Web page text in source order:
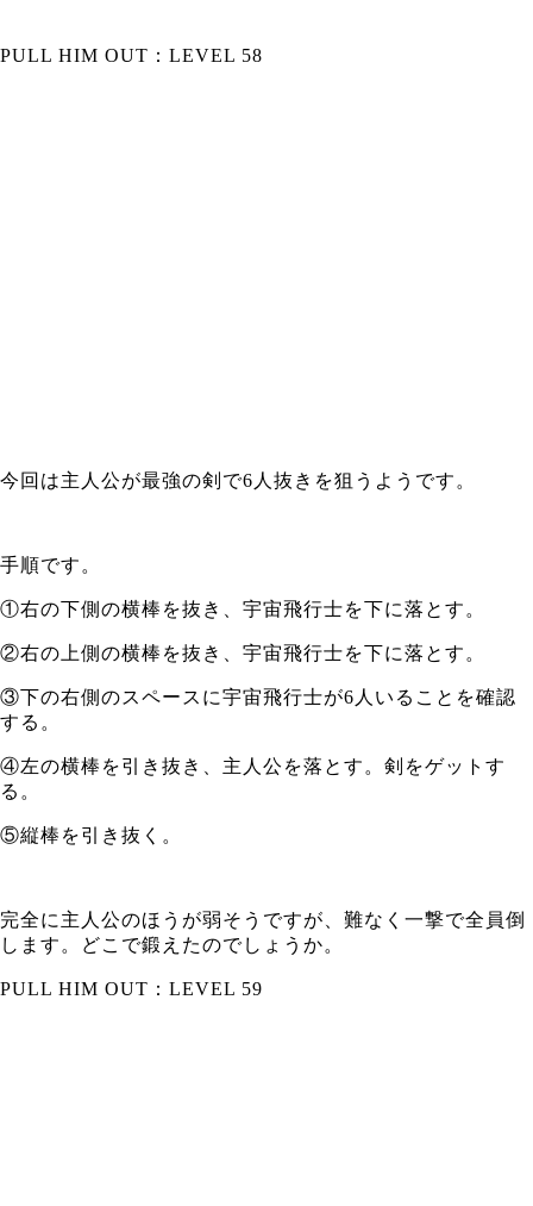
PULL HIM OUT：LEVEL 58
今回は主人公が最強の剣で6人抜きを狙うようです。
手順です。
①右の下側の横棒を抜き、宇宙飛行士を下に落とす。
②右の上側の横棒を抜き、宇宙飛行士を下に落とす。
③下の右側のスペースに宇宙飛行士が6人いることを確認
する。
④左の横棒を引き抜き、主人公を落とす。剣をゲットす
る。
⑤縦棒を引き抜く。
完全に主人公のほうが弱そうですが、難なく一撃で全員倒
します。どこで鍛えたのでしょうか。
PULL HIM OUT：LEVEL 59